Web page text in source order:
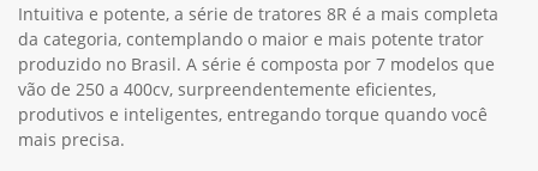
Intuitiva e potente, a série de tratores 8R é a mais completa
da categoria, contemplando o maior e mais potente trator
produzido no Brasil. A série é composta por 7 modelos que
vão de 250 a 400cv, surpreendentemente eficientes,
produtivos e inteligentes, entregando torque quando você
mais precisa.